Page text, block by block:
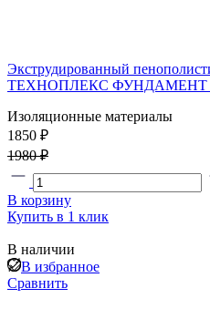
Экструдированный
ТЕХНОПЛЕКС ФУНДАМЕНТ
Изоляционные материалы
1850 ₽
1980 ₽
В корзину
Купить в 1 клик
В наличии
В избранное
Сравнить